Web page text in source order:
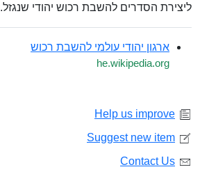
ליצירת הסדרים להשבת רכוש יהודי שנגזל.
ארגון יהודי עולמי להשבת רכוש
he.wikipedia.org
Help us improve
Suggest new item
Contact Us